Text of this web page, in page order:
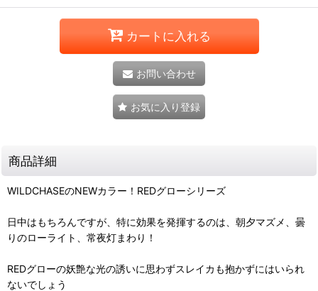
カートに入れる
お問い合わせ
お気に入り登録
商品詳細
WILDCHASEのNEWカラー！REDグローシリーズ
日中はもちろんですが、特に効果を発揮するのは、朝夕マズメ、曇
りのローライト、常夜灯まわり！
REDグローの妖艶な光の誘いに思わずスレイカも抱かずにはいられ
ないでしょう